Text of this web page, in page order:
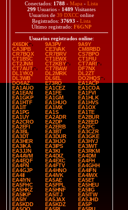
Conectados: 1788 - Mapa - Lista
299 Usuarios - 1489 Visitantes
Usuarios de 39 DXCConline
Registrados: 37693 - Lista
Último registrado: F6GNP
Usuarios registrados online:
4X6DK
9A3PV
9A9Y
CA3IPB
CE3VAK
CM8RBD
CR7BQX
CR7BRV
CS7BPO
CT1BSC
CT1EWX
CT1FIU
CT2JNM
CT2KBY
CT7ARI
CT7AUT
CT7BAW
DF7NX
DL1YKQ
DL2MRK
DL2ZT
DL3WB
DL6EL
DO2HQS
DO6AZ
E73RO
EA1ACP
EA1AUO
EA1CEZ
EA1COA
EA1EAN
EA1FE
EA1FVI
EA1GKP
EA1GM
EA1HLK
EA1HTF
EA1HUO
EA1HVS
EA1IT
EA1MX
EA1OX
EA1PG
EA1S
EA1TE
EA1UY
EA2ADR
EA2BUR
EA2CRO
EA2DP
EA2EED
EA2EFI
EA2ERB
EA2FC
EA3BL
EA3BT
EA3CZR
EA3DT
EA3DUR
EA3GKE
EA3HER
EA3HJO
EA3HYJ
EA3IKA
EA3IPS
EA3IWT
EA3JJN
EA3KI
EA3RKM
EA4AVM
EA4DIZ
EA4DM
EA4EQF
EA4EXC
EA4FH
EA4FN
EA4FTV
EA4GHH
EA4GJP
EA4HNO
EA4IFN
EA4II
EA4IVK
EA4IWX
EA4IYN
EA5AE
EA5ET
EA5FHC
EA5FPL
EA5HEU
EA5HKZ
EA5HNF
EA5IIG
EA5IKP
EA5ITJ
EA5ITW
EA5IY
EA5JAX
EA5JHD
EA5KDD
EA5KDZ
EA5P